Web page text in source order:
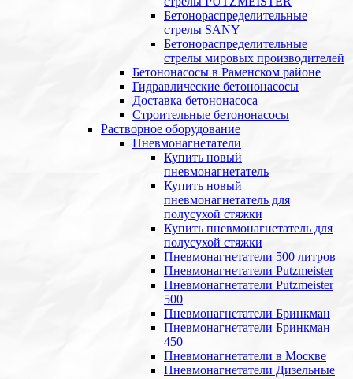
Бетонораспределительные
стрелы SANY
Бетонораспределительные
стрелы мировых производителей
Бетононасосы в Раменском районе
Гидравлические бетононасосы
Доставка бетононасоса
Строительные бетононасосы
Растворное оборудование
Пневмонагнетатели
Купить новый
пневмонагнетатель
Купить новый
пневмонагнетатель для
полусухой стяжки
Купить пневмонагнетатель для
полусухой стяжки
Пневмонагнетатели 500 литров
Пневмонагнетатели Putzmeister
Пневмонагнетатели Putzmeister
500
Пневмонагнетатели Бринкман
Пневмонагнетатели Бринкман
450
Пневмонагнетатели в Москве
Пневмонагнетатели Дизельные